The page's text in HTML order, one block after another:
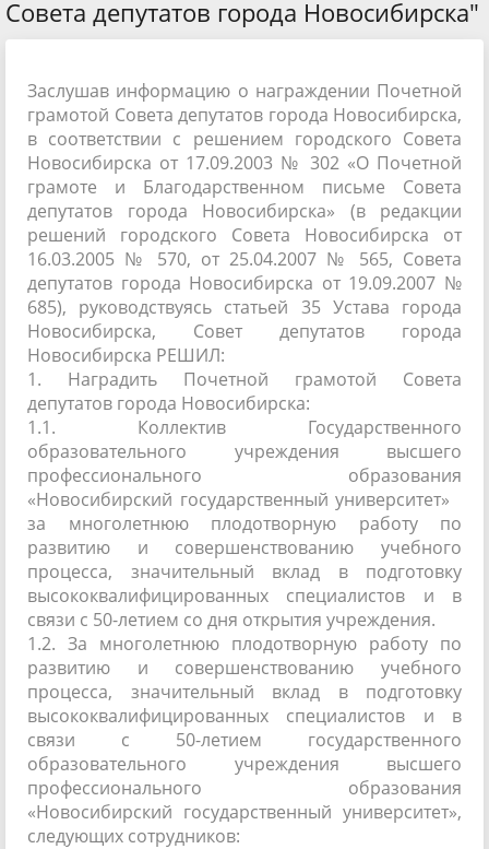
Совета депутатов города Новосибирска"
Заслушав информацию о награждении Почетной
грамотой Совета депутатов города Новосибирска,
в соответствии с решением городского Совета
Новосибирска от 17.09.2003 № 302 «О Почетной
грамоте и Благодарственном письме Совета
депутатов города Новосибирска» (в редакции
решений городского Совета Новосибирска от
16.03.2005 № 570, от 25.04.2007 № 565, Совета
депутатов города Новосибирска от 19.09.2007 №
685), руководствуясь статьей 35 Устава города
Новосибирска, Совет депутатов города
Новосибирска РЕШИЛ:
1. Наградить Почетной грамотой Совета
депутатов города Новосибирска:
1.1. Коллектив Государственного
образовательного учреждения высшего
профессионального образования
«Новосибирский государственный университет»
за многолетнюю плодотворную работу по
развитию и совершенствованию учебного
процесса, значительный вклад в подготовку
высококвалифицированных специалистов и в
связи с 50-летием со дня открытия учреждения.
1.2. За многолетнюю плодотворную работу по
развитию и совершенствованию учебного
процесса, значительный вклад в подготовку
высококвалифицированных специалистов и в
связи с 50-летием государственного
образовательного учреждения высшего
профессионального образования
«Новосибирский государственный университет»,
следующих сотрудников: